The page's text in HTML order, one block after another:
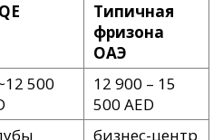
Типичная
фризона
ОАЭ
500
12 900 – 15
500 AED
бизнес-центр